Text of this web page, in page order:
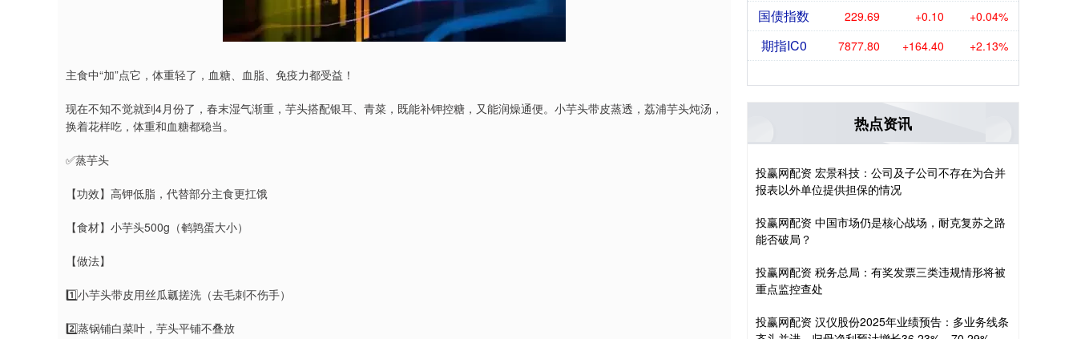
主食中“加”点它，体重轻了，血糖、血脂、免疫力都受益！
现在不知不觉就到4月份了，春末湿气渐重，芋头搭配银耳、青菜，既能补钾控糖，又能润燥通便。小芋头带皮蒸透，荔浦芋头炖汤，
换着花样吃，体重和血糖都稳当。
✅蒸芋头
【功效】高钾低脂，代替部分主食更扛饿
【食材】小芋头500g（鹌鹑蛋大小）
【做法】
1️⃣小芋头带皮用丝瓜瓤搓洗（去毛刺不伤手）
2️⃣蒸锅铺白菜叶，芋头平铺不叠放
国债指数 229.69 +0.10 +0.04%
期指IC0 7877.80 +164.40 +2.13%
热点资讯
投赢网配资 宏景科技：公司及子公司不存在为合并
报表以外单位提供担保的情况
投赢网配资 中国市场仍是核心战场，耐克复苏之路
能否破局？
投赢网配资 税务总局：有奖发票三类违规情形将被
重点监控查处
投赢网配资 汉仪股份2025年业绩预告：多业务线条